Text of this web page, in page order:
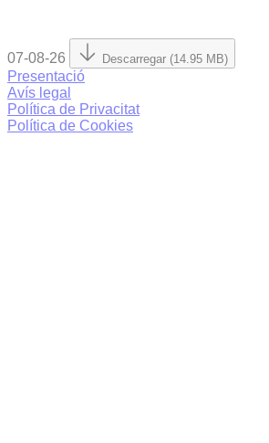
07-08-26 Descarregar (14.95 MB)
Presentació
Avís legal
Política de Privacitat
Política de Cookies